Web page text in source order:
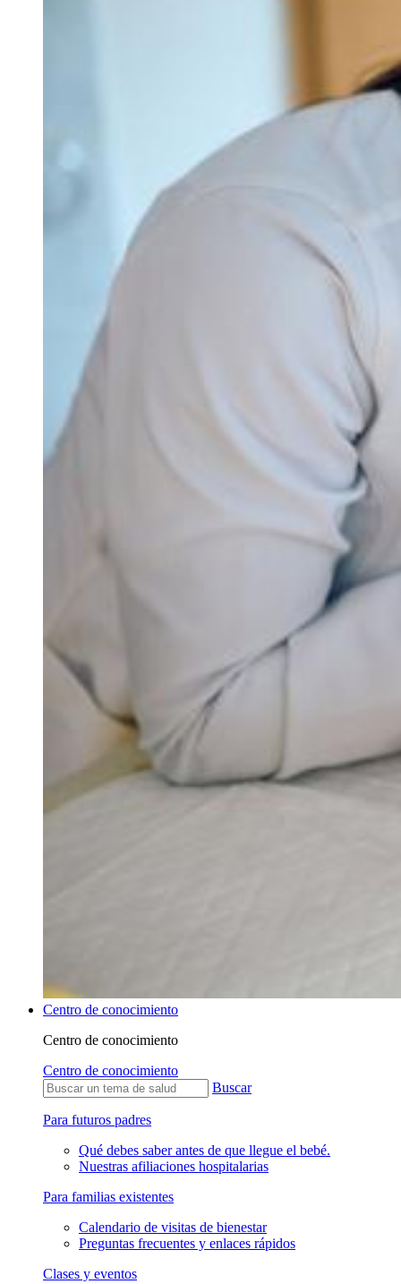
Centro de conocimiento
Centro de conocimiento
Centro de conocimiento
Buscar
Para futuros padres
Qué debes saber antes de que llegue el bebé.
Nuestras afiliaciones hospitalarias
Para familias existentes
Calendario de visitas de bienestar
Preguntas frecuentes y enlaces rápidos
Clases y eventos